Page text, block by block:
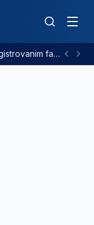
ZDK odobrio 2,38 miliona KM podrške registrovanim farmama goveda